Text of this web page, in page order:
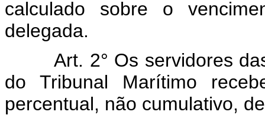
calculado sobre o
delegada.
Art. 2° Os servidores
do Tribunal Marítimo
percentual, não cumulativo,